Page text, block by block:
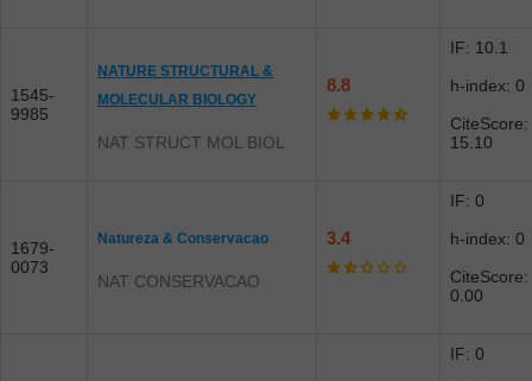
1545-
9985
NATURE STRUCTURAL &
MOLECULAR BIOLOGY
NAT STRUCT MOL BIOL
8.8
IF: 10.1
h-index: 0
CiteScore:
15.10
1679-
0073
Natureza & Conservacao
NAT CONSERVACAO
3.4
IF: 0
h-index: 0
CiteScore:
0.00
IF: 0